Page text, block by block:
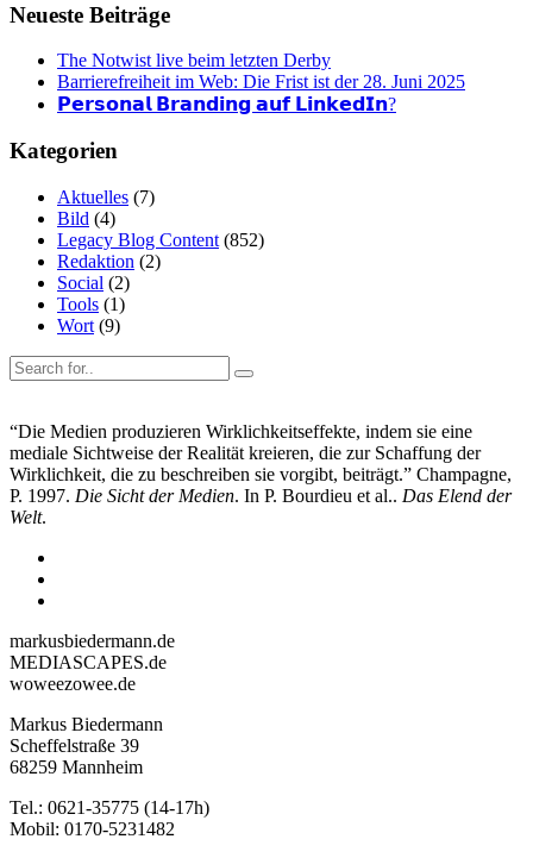
Neueste Beiträge
The Notwist live beim letzten Derby
Barrierefreiheit im Web: Die Frist ist der 28. Juni 2025
𝗣𝗲𝗿𝘀𝗼𝗻𝗮𝗹 𝗕𝗿𝗮𝗻𝗱𝗶𝗻𝗴 𝗮𝘂𝗳 𝗟𝗶𝗻𝗸𝗲𝗱𝗜𝗻?
Kategorien
Aktuelles (7)
Bild (4)
Legacy Blog Content (852)
Redaktion (2)
Social (2)
Tools (1)
Wort (9)
“Die Medien produzieren Wirklichkeitseffekte, indem sie eine
mediale Sichtweise der Realität kreieren, die zur Schaffung der
Wirklichkeit, die zu beschreiben sie vorgibt, beiträgt.” Champagne,
P. 1997. Die Sicht der Medien. In P. Bourdieu et al.. Das Elend der
Welt.
markusbiedermann.de
MEDIASCAPES.de
woweezowee.de
Markus Biedermann
Scheffelstraße 39
68259 Mannheim
Tel.: 0621-35775 (14-17h)
Mobil: 0170-5231482